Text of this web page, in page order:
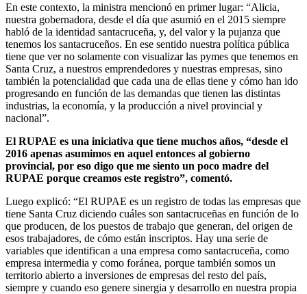
En este contexto, la ministra mencionó en primer lugar: “Alicia,
nuestra gobernadora, desde el día que asumió en el 2015 siempre
habló de la identidad santacruceña, y, del valor y la pujanza que
tenemos los santacruceños. En ese sentido nuestra política pública
tiene que ver no solamente con visualizar las pymes que tenemos en
Santa Cruz, a nuestros emprendedores y nuestras empresas, sino
también la potencialidad que cada una de ellas tiene y cómo han ido
progresando en función de las demandas que tienen las distintas
industrias, la economía, y la producción a nivel provincial y
nacional”.
El RUPAE es una iniciativa que tiene muchos años, “desde el
2016 apenas asumimos en aquel entonces al gobierno
provincial, por eso digo que me siento un poco madre del
RUPAE porque creamos este registro”, comentó.
Luego explicó: “El RUPAE es un registro de todas las empresas que
tiene Santa Cruz diciendo cuáles son santacruceñas en función de lo
que producen, de los puestos de trabajo que generan, del origen de
esos trabajadores, de cómo están inscriptos. Hay una serie de
variables que identifican a una empresa como santacruceña, como
empresa intermedia y como foránea, porque también somos un
territorio abierto a inversiones de empresas del resto del país,
siempre y cuando eso genere sinergia y desarrollo en nuestra propia